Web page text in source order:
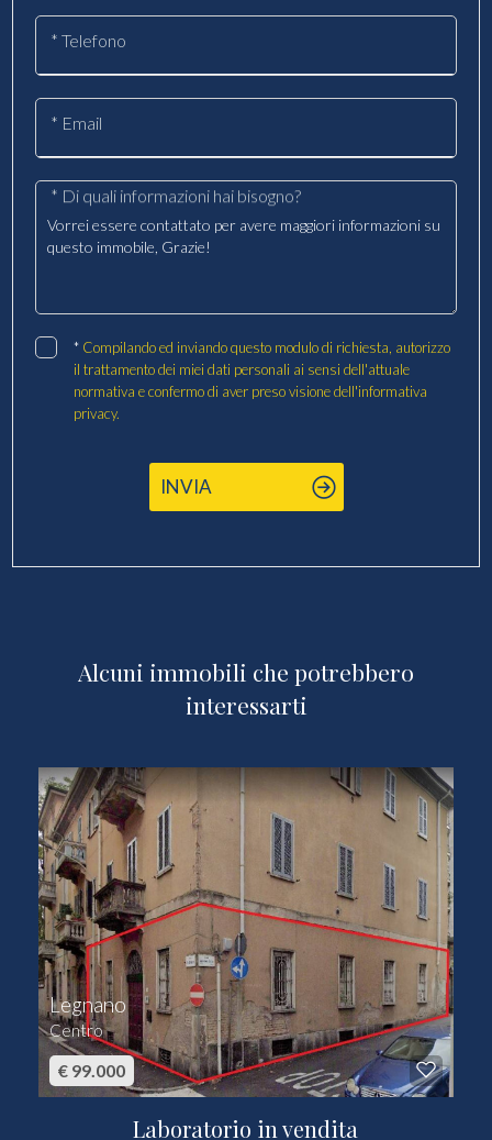
* Telefono
* Email
* Di quali informazioni hai bisogno?
* Compilando ed inviando questo modulo di richiesta, autorizzo
il trattamento dei miei dati personali ai sensi dell'attuale
normativa e confermo di aver preso visione dell'informativa
privacy.
INVIA
Alcuni immobili che potrebbero
interessarti
Legnano
Centro
€ 99.000
Laboratorio in vendita